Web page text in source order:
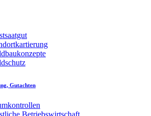
Gutachten
Betriebswirtschaft